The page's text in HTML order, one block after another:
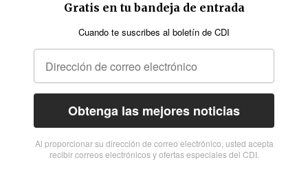
Gratis en tu bandeja de entrada
Cuando te suscribes al boletín de CDI
Obtenga las mejores noticias
Al proporcionar su dirección de correo electrónico, usted acepta
recibir correos electrónicos y ofertas especiales del CDI.